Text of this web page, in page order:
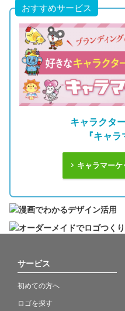
おすすめサービス
キャラクタ
『キャ
キャラマー
サービス
初めての方へ
ロゴを探す